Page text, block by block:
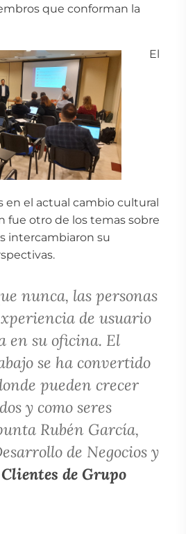
que conforman la
El
en el actual cambio cultural
fue otro de los temas sobre
intercambiaron su
nunca, las personas
de usuario
en su oficina. El
se ha convertido
pueden crecer
y como seres
Rubén García,
de Negocios y
Clientes de Grupo